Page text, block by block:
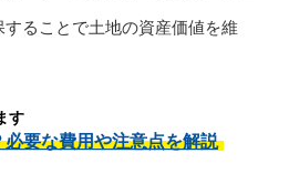
ることで土地の資産価値を維
す
要な費用や注意点を解説